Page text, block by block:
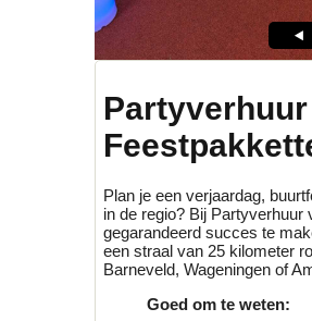
Plan je een verjaardag,
in de regio? Bij
gegarandeerd succes te
een straal van 25 kilometer
Barneveld, Wageningen of
Goed om te weten: